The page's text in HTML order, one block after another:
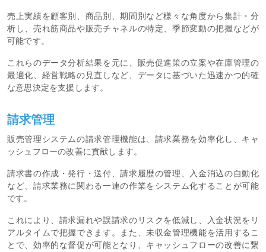
売上実績を顧客別、商品別、期間別など様々な角度から集計・分
析し、売れ筋商品や販売チャネルの特定、季節変動の把握などが
可能です。
これらのデータ分析結果を元に、販売促進策の立案や在庫管理の
最適化、経営戦略の見直しなど、データに基づいた迅速かつ的確
な意思決定を支援します。
請求管理
販売管理システムの請求管理機能は、請求業務を効率化し、キャ
ッシュフローの改善に貢献します。
請求書の作成・発行・送付、請求履歴の管理、入金消込の自動化
など、請求業務に関わる一連の作業をシステム化することが可能
です。
これにより、請求漏れや誤請求のリスクを低減し、入金状況をリ
アルタイムで把握できます。また、未収金管理機能を活用するこ
とで、効率的な督促が可能となり、キャッシュフローの改善に繋